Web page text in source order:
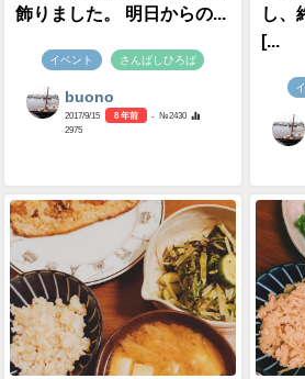
飾りました。 明日からの...
イベント さんばしひろば
buono
2017/9/15 8 年前
- №2430
2975
し、
[...